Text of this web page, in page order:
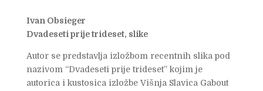
Ivan Obsieger
Dvadeseti prije trideset, slike
Autor se predstavlja izložbom recentnih slika pod
nazivom “Dvadeseti prije trideset” kojim je
autorica i kustosica izložbe Višnja Slavica Gabout